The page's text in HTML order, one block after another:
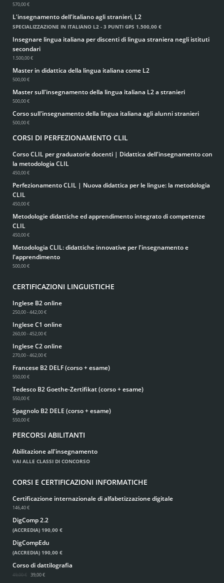
570,00 €
L'insegnamento dell'italiano agli stranieri, L2
SPECIALIZZAZIONE IN ITALIANO L2 - 3 PUNTI GPS 1.500,00 €
Insegnare lingua italiana per discenti di lingua straniera negli istituti
secondari
1.500,00 €
Master in didattica della lingua italiana come L2
500,00 €
Master sull'insegnamento della lingua italiana L2 a stranieri
500,00 €
Corso sull'insegnamento della lingua italiana agli alunni stranieri
500,00 €
CORSI DI PERFEZIONAMENTO CLIL
Corso CLIL per graduatorie docenti | Didattica dell'insegnamento con
la metodologia CLIL
450,00 €
Perfezionamento CLIL | Nuova didattica per le lingue: la metodologia
CLIL
450,00 €
Metodologie didattiche ed apprendimento integrato di competenze
CLIL
450,00 €
Metodologia CLIL: didattiche innovative per l'insegnamento e
l'apprendimento
500,00 €
CERTIFICAZIONI LINGUISTICHE
Inglese B2 online
250,00 - 442,00 €
Inglese C1 online
260,00 - 452,00 €
Inglese C2 online
270,00 - 462,00 €
Francese B2 DELF (corso + esame)
550,00 €
Tedesco B2 Goethe-Zertifikat (corso + esame)
550,00 €
Spagnolo B2 DELE (corso + esame)
550,00 €
PERCORSI ABILITANTI
Abilitazione all'insegnamento
VAI ALLE CLASSI DI CONCORSO
CORSI E CERTIFICAZIONI INFORMATICHE
Certificazione internazionale di alfabetizzazione digitale
146,40 €
DigComp 2.2
(ACCREDIA) 190,00 €
DigCompEdu
(ACCREDIA) 190,00 €
Corso di dattilografia
49,00 € 39,00 €